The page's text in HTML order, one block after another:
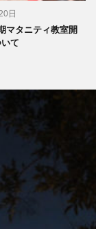
日
マタニティ教室開
て